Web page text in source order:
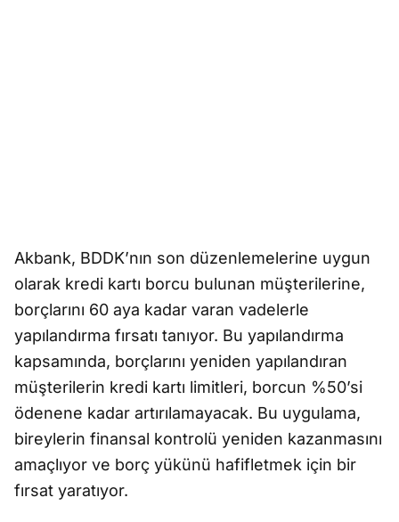
Akbank, BDDK’nın son düzenlemelerine uygun
olarak kredi kartı borcu bulunan müşterilerine,
borçlarını 60 aya kadar varan vadelerle
yapılandırma fırsatı tanıyor. Bu yapılandırma
kapsamında, borçlarını yeniden yapılandıran
müşterilerin kredi kartı limitleri, borcun %50’si
ödenene kadar artırılamayacak. Bu uygulama,
bireylerin finansal kontrolü yeniden kazanmasını
amaçlıyor ve borç yükünü hafifletmek için bir
fırsat yaratıyor.